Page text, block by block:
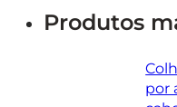
Produtos
por